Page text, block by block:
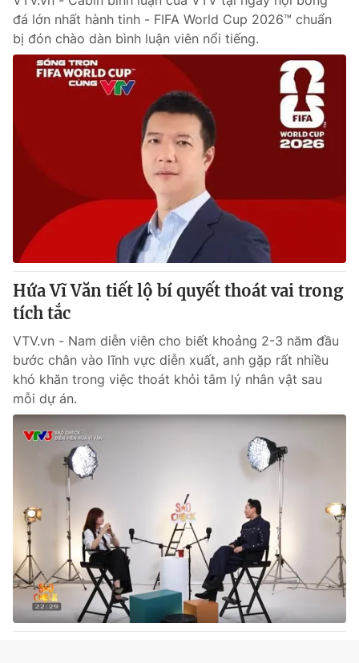
đá lớn nhất hành tinh - FIFA World Cup 2026™ chuẩn
bị đón chào dàn bình luận viên nổi tiếng.
Hứa Vĩ Văn tiết lộ bí quyết thoát vai trong
tích tắc
VTV.vn - Nam diễn viên cho biết khoảng 2-3 năm đầu
bước chân vào lĩnh vực diễn xuất, anh gặp rất nhiều
khó khăn trong việc thoát khỏi tâm lý nhân vật sau
mỗi dự án.